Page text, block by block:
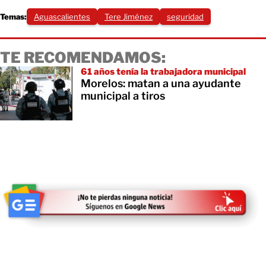
Temas: Aguascalientes Tere Jiménez seguridad
TE RECOMENDAMOS:
61 años tenía la trabajadora municipal
Morelos: matan a una ayudante
municipal a tiros